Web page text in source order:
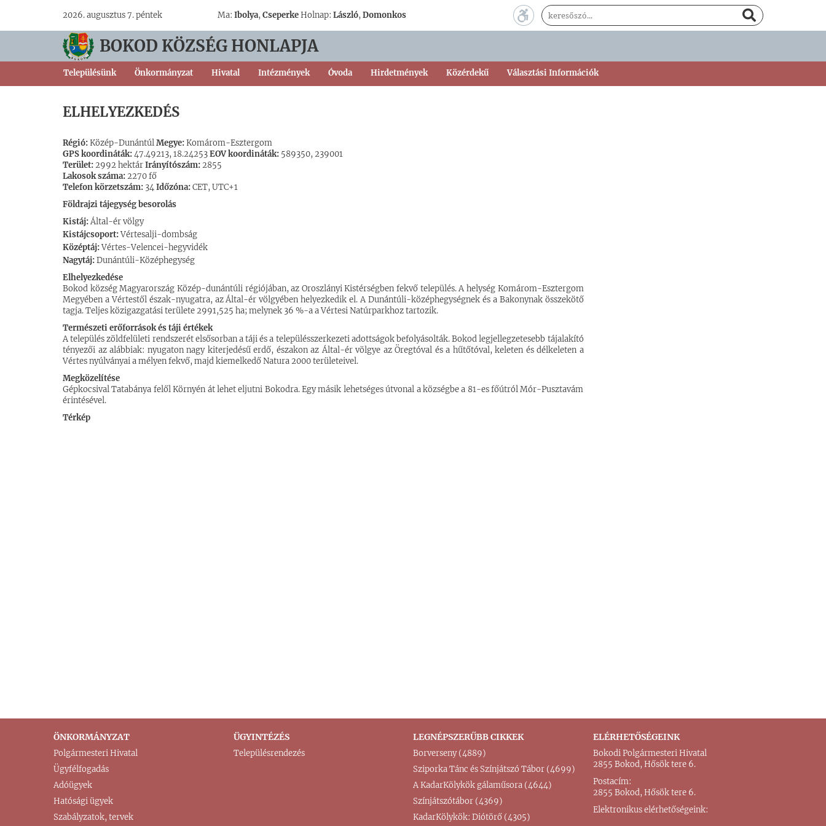
2026. augusztus 7. péntek Ma:Ibolya,Cseperke Holnap:László,Domonkos
BOKOD KÖZSÉG HONLAPJA
Településünk Önkormányzat Hivatal Intézmények Óvoda Hirdetmények Közérdekű Választási Információk
ELHELYEZKEDÉS
Régió:Közép-DunántúlMegye:Komárom-Esztergom
GPS koordináták:47.49213, 18.24253EOV koordináták: 589350, 239001
Terület:2992 hektárIrányítószám:2855
Lakosok száma:2270 fő
Telefon körzetszám: 34Időzóna:CET, UTC+1
Földrajzi tájegység besorolás
Kistáj:Által-ér völgy
Kistájcsoport:Vértesalji-dombság
Középtáj:Vértes-Velencei-hegyvidék
Nagytáj:Dunántúli-Középhegység
Elhelyezkedése
Bokod község Magyarország Közép-dunántúli régiójában, az Oroszlányi Kistérségben fekvő település. A helység Komárom-Esztergom
Megyében a Vértestől észak-nyugatra, az Által-ér völgyében helyezkedik el. A Dunántúli-középhegységnek és a Bakonynak összekötő
tagja. Teljes közigazgatási területe 2991,525 ha; melynek 36 %-a a Vértesi Natúrparkhoz tartozik.
Természeti erőforrások és táji értékek
A település zöldfelületi rendszerét elsősorban a táji és a településszerkezeti adottságok befolyásolták. Bokod legjellegzetesebb tájalakító
tényezői az alábbiak: nyugaton nagy kiterjedésű erdő, északon az Által-ér völgye az Öregtóval és a hűtőtóval, keleten és délkeleten a
Vértes nyúlványai a mélyen fekvő, majd kiemelkedő Natura 2000 területeivel.
Megközelítése
Gépkocsival Tatabánya felől Környén át lehet eljutni Bokodra. Egy másik lehetséges útvonal a községbe a 81-es főútról Mór-Pusztavám
érintésével.
Térkép
ÖNKORMÁNYZAT
Polgármesteri Hivatal
Ügyfélfogadás
Adóügyek
Hatósági ügyek
Szabályzatok, tervek
ÜGYINTÉZÉS
Településrendezés
LEGNÉPSZERŰBB CIKKEK
Borverseny (4889)
Sziporka Tánc és Színjátszó Tábor (4699)
A KadarKölykök gálaműsora (4644)
Színjátszótábor (4369)
KadarKölykök: Diótörő (4305)
ELÉRHETŐSÉGEINK
Bokodi Polgármesteri Hivatal
2855 Bokod, Hősök tere 6.
Postacím:
2855 Bokod, Hősök tere 6.
Elektronikus elérhetőségeink: